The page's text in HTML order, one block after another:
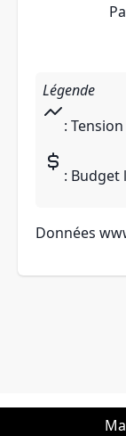
Légende
:
: Budget
Données